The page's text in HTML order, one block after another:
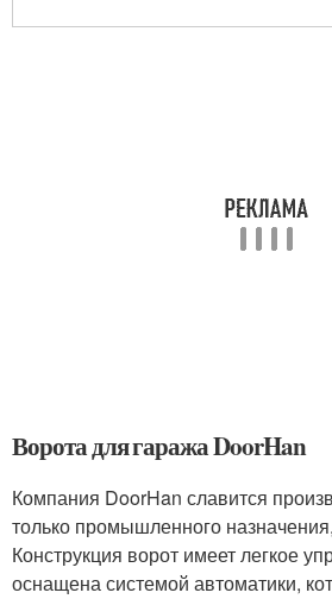
Ворота для гаража DoorHan
Компания DoorHan славится
только промышленного
Конструкция ворот имеет легкое
оснащена системой автоматики,